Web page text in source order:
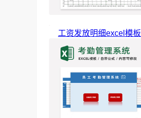
工资发放明细excel模板